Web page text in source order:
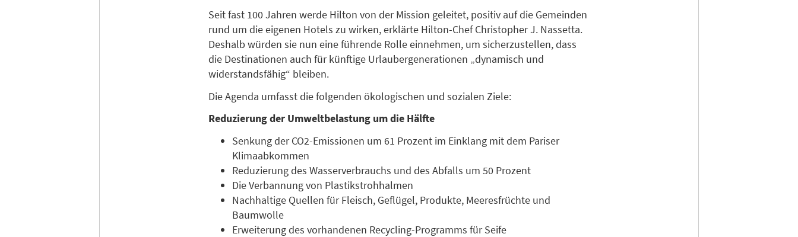
Seit fast 100 Jahren werde Hilton von der Mission geleitet, positiv auf die Gemeinden
rund um die eigenen Hotels zu wirken, erklärte Hilton-Chef Christopher J. Nassetta.
Deshalb würden sie nun eine führende Rolle einnehmen, um sicherzustellen, dass
die Destinationen auch für künftige Urlaubergenerationen „dynamisch und
widerstandsfähig“ bleiben.
Die Agenda umfasst die folgenden ökologischen und sozialen Ziele:
Reduzierung der Umweltbelastung um die Hälfte
Senkung der CO2-Emissionen um 61 Prozent im Einklang mit dem Pariser
Klimaabkommen
Reduzierung des Wasserverbrauchs und des Abfalls um 50 Prozent
Die Verbannung von Plastikstrohhalmen
Nachhaltige Quellen für Fleisch, Geflügel, Produkte, Meeresfrüchte und
Baumwolle
Erweiterung des vorhandenen Recycling-Programms für Seife